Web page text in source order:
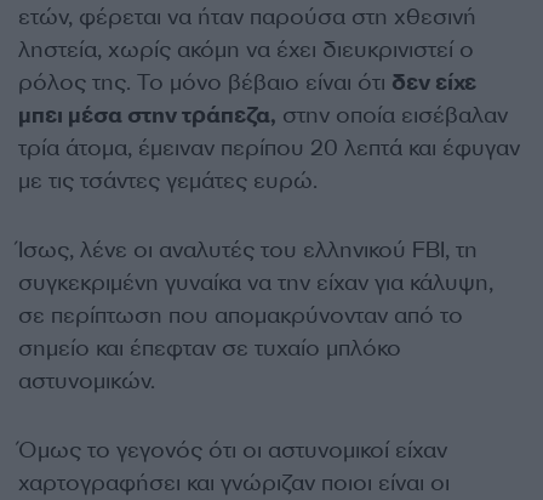
ετών, φέρεται να ήταν παρούσα στη χθεσινή
ληστεία, χωρίς ακόμη να έχει διευκρινιστεί ο
ρόλος της. Το μόνο βέβαιο είναι ότι δεν είχε
μπει μέσα στην τράπεζα, στην οποία εισέβαλαν
τρία άτομα, έμειναν περίπου 20 λεπτά και έφυγαν
με τις τσάντες γεμάτες ευρώ.
Ίσως, λένε οι αναλυτές του ελληνικού FBI, τη
συγκεκριμένη γυναίκα να την είχαν για κάλυψη,
σε περίπτωση που απομακρύνονταν από το
σημείο και έπεφταν σε τυχαίο μπλόκο
αστυνομικών.
Όμως το γεγονός ότι οι αστυνομικοί είχαν
χαρτογραφήσει και γνώριζαν ποιοι είναι οι